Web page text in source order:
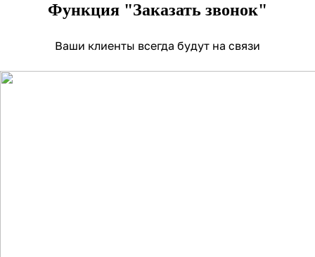
Функция "Заказать звонок"
Ваши клиенты всегда будут на связи